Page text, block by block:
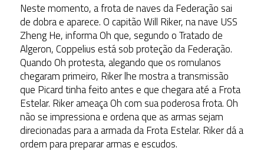
Neste momento, a frota de naves da Federação sai
de dobra e aparece. O capitão Will Riker, na nave USS
Zheng He, informa Oh que, segundo o Tratado de
Algeron, Coppelius está sob proteção da Federação.
Quando Oh protesta, alegando que os romulanos
chegaram primeiro, Riker lhe mostra a transmissão
que Picard tinha feito antes e que chegara até a Frota
Estelar. Riker ameaça Oh com sua poderosa frota. Oh
não se impressiona e ordena que as armas sejam
direcionadas para a armada da Frota Estelar. Riker dá a
ordem para preparar armas e escudos.